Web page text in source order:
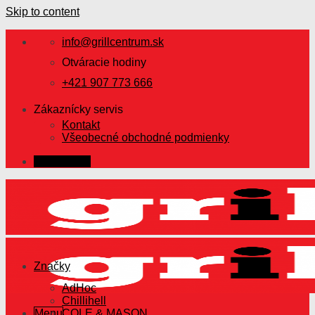
Skip to content
info@grillcentrum.sk
Otváracie hodiny
+421 907 773 666
Zákaznícky servis
Kontakt
Všeobecné obchodné podmienky
Značky
AdHoc
Chillihell